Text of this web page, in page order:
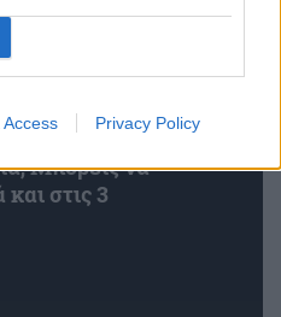
Access Privacy Policy
την
Μπορείς να
στις 3